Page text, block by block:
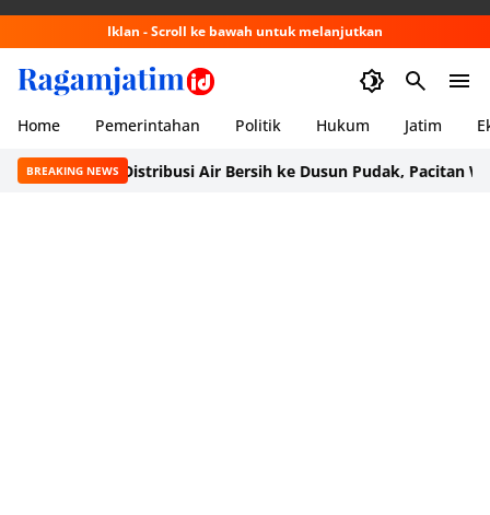
Iklan - Scroll ke bawah untuk melanjutkan
Home Pemerintahan Politik Hukum Jatim
BREAKING NEWS
Mulai Distribusi Air Bersih ke Dusun Pudak, Pacitan Warga